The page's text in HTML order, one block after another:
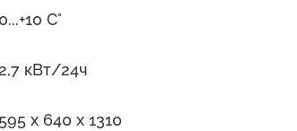
0...+10 С°
2,7 кВт/24ч
595 x 640 x 1310